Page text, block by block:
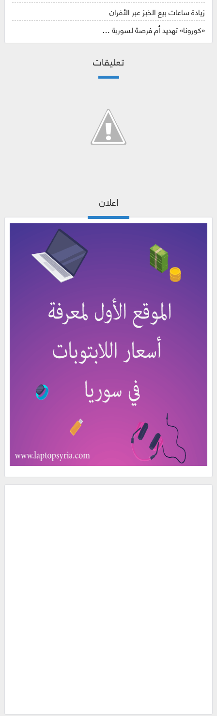
زيادة ساعات بيع الخبز عبر الأفران
«كورونا» تهديد أم فرصة لسورية …
تعليقات
اعلان